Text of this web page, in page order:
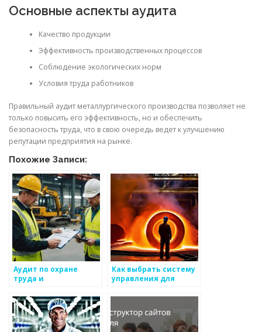
Основные аспекты аудита
Качество продукции
Эффективность производственных процессов
Соблюдение экологических норм
Условия труда работников
Правильный аудит металлургического производства позволяет не
только повысить его эффективность, но и обеспечить
безопасность труда, что в свою очередь ведет к улучшению
репутации предприятия на рынке.
Похожие Записи:
Аудит по охране
труда и
важность и
особенности
проведения
Как выбрать систему
управления для
предприятия